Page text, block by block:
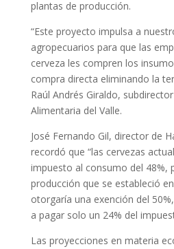
plantas de producción.
“Este proyecto impulsa a
agropecuarios para que las
cerveza les compren los
compra directa eliminando la
Raúl Andrés Giraldo,
Alimentaria del Valle.
José Fernando Gil, director de
recordó que “las cervezas
impuesto al consumo del 48%,
producción que se estableció
otorgaría una exención del
a pagar solo un 24% del
Las proyecciones en materia